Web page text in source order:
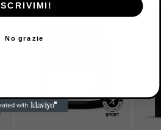
ISCRIVIMI!
No grazie